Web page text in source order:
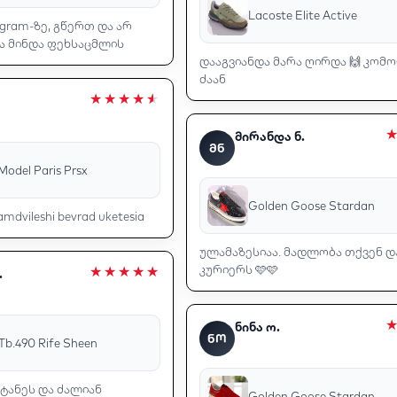
ზე, გწერთ და არ
მინდა ფეხსაცმლის
Paris Prsx
bevrad uketesia
Rife Sheen
და ძალიან
Lacoste Elite Active
დააგვიანდა მარა ღირდა 🙌
ძაან
ᲛᲜ
მირანდა ნ.
Golden Goose Stardan
ულამაზესიაა. მადლობა თქვენ
კურიერს 🩷🩷
ᲜᲝ
ნინა ო.